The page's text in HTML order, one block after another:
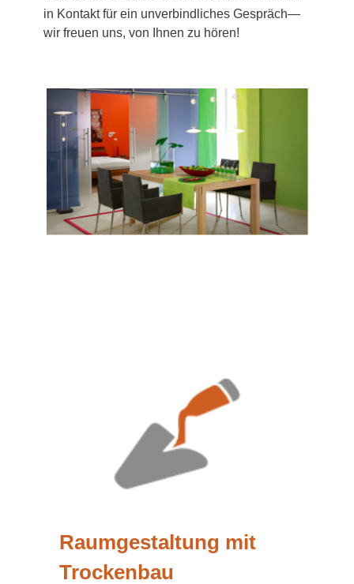
in Kontakt für ein unverbindliches Gespräch—
wir freuen uns, von Ihnen zu hören!
Raumgestaltung mit
Trockenbau